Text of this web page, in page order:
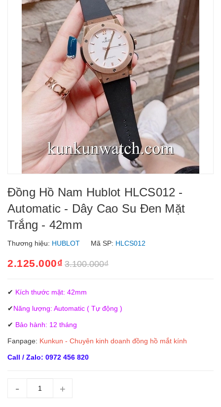
Đồng Hồ Nam Hublot HLCS012 -
Automatic - Dây Cao Su Đen Mặt
Trắng - 42mm
Thương hiệu: HUBLOT Mã SP: HLCS012
2.125.000₫ 3.100.000₫
✔ Kích thước mặt: 42mm
✔Năng lượng: Automatic ( Tự động )
✔ Bảo hành: 12 tháng
Fanpage: Kunkun - Chuyên kinh doanh đồng hồ mắt kính
Call / Zalo: 0972 456 820
- +